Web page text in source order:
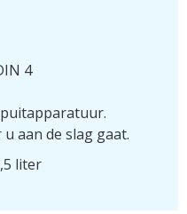
4
aan de slag gaat.
liter